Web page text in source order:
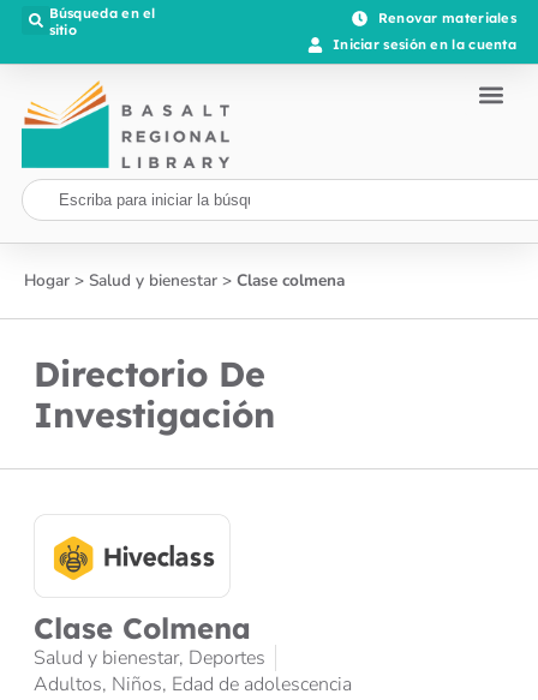
Búsqueda en el
sitio
Renovar materiales
Iniciar sesión en la cuenta
Hogar > Salud y bienestar > Clase colmena
Directorio De
Investigación
Clase Colmena
Salud y bienestar, Deportes
Adultos, Niños, Edad de adolescencia